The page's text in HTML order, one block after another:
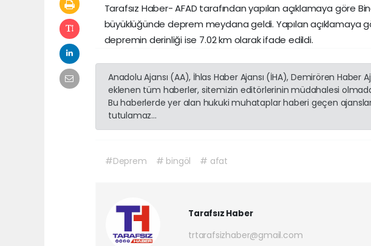
Tarafsız Haber- AFAD tarafından yapılan açıklamaya göre
büyüklüğünde deprem meydana geldi. Yapılan açıklamaya
depremin derinliği ise 7.02 km olarak ifade edildi.
Anadolu Ajansı (AA), İhlas Haber Ajansı (İHA), Demirören Haber
eklenen tüm haberler, sitemizin editörlerinin müdahalesi
Bu haberlerde yer alan hukuki muhataplar haberi geçen
tutulamaz...
#Deprem # bingöl # afat
Tarafsız Haber
trtarafsizhaber@gmail.com